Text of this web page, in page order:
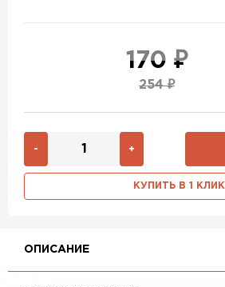
170 ₽
254 ₽
- +
КУПИТЬ В 1 КЛИК
ОПИСАНИЕ